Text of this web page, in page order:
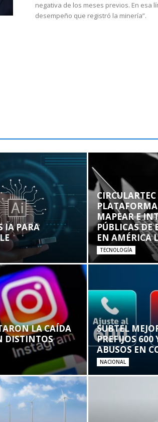
negativa de los meses previos. En esa
desempeño que registró la minería”.
IA PARA
MAPEAR E
PÚBLICAS DE
EN AMÉRICA
TECNOLOGÍA
LA CAÍDA
DISTINTOS
SUBTEL
PREFIJOS 600
ABUSOS EN
NACIONAL